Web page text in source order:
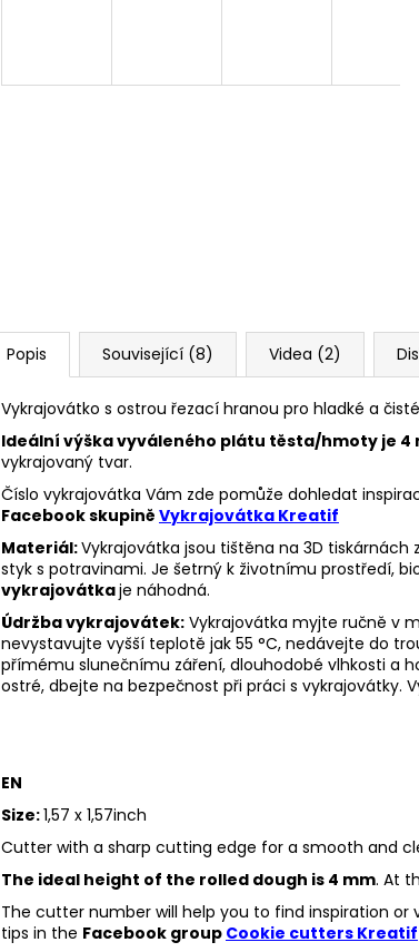
Popis Související (8) Videa (2)
Vykrajovátko s ostrou řezací hranou pro hladké a
Ideální výška vyváleného plátu těsta/hmoty je 4
vykrajovaný tvar.
Číslo vykrajovátka Vám zde pomůže dohledat
Facebook skupině Vykrajovátka Kreatif
Materiál:Vykrajovátka jsou tištěna na 3D
styk s potravinami. Je šetrný k životnímu prostředí,
vykrajovátkaje náhodná.
Údržba vykrajovátek: Vykrajovátka myjte ručně v
nevystavujte vyšší teplotě jak 55 °C, nedávejte do
přímému slunečnímu záření, dlouhodobé vlhkosti a
ostré, dbejte na bezpečnost při práci s vykrajovátky.
EN
Size:1,57 x 1,57inch
Cutter with a sharp cutting edge for a smooth and
The ideal height of the rolled dough is 4 mm. At
The cutter number will help you to find inspiration
tips in the Facebook group Cookie cutters Kreatif